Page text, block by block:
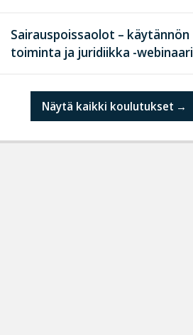
Sairauspoissaolot – käytännön
toiminta ja juridiikka -webinaari
Näytä kaikki koulutukset